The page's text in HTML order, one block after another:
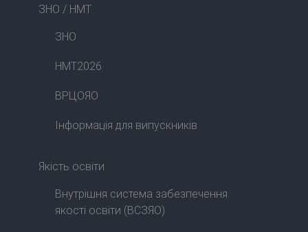
ЗНО / НМТ
ЗНО
НМТ2026
ВРЦОЯО
Інформація для випускників
Якість освіти
Внутрішня система забезпечення
якості освіти (ВСЗЯО)